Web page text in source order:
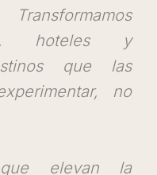
hoteles y
que las
no
que elevan la